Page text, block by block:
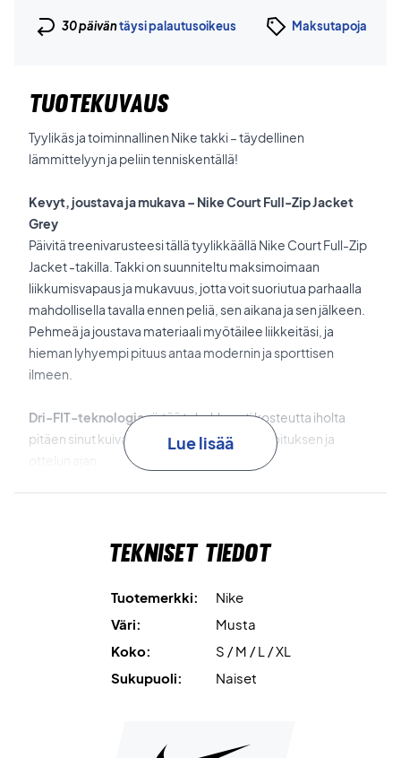
30 päiväntäysi palautusoikeus Maksutapoja
TUOTEKUVAUS
Tyylikäs ja toiminnallinen Nike takki – täydellinen
lämmittelyyn ja peliin tenniskentällä!
Kevyt, joustava ja mukava – Nike Court Full-Zip Jacket
Grey
Päivitä treenivarusteesi tällä tyylikkäällä Nike Court Full-Zip
Jacket -takilla. Takki on suunniteltu maksimoimaan
liikkumisvapaus ja mukavuus, jotta voit suoriutua parhaalla
mahdollisella tavalla ennen peliä, sen aikana ja sen jälkeen.
Pehmeä ja joustava materiaali myötäilee liikkeitäsi, ja
hieman lyhyempi pituus antaa modernin ja sporttisen
ilmeen.
Dri-FIT-teknologiasiirtää tehokkaasti kosteutta iholta
pitäen sinut kuivana ja mukavana koko harjoituksen ja
viileinä päivinä.
Lyhyempi istuvuus
on suunniteltu yltämään vyötärölle,
sekä lämmittelyyn että palautumiseen pelin jälkeen.
Takki on valmistettu vähintään 75% kierrätetyistä
Lue lisää
Tekniset tiedot
Tuotemerkki:
Nike
Väri:
Musta
Koko:
S / M / L / XL
Sukupuoli:
Naiset